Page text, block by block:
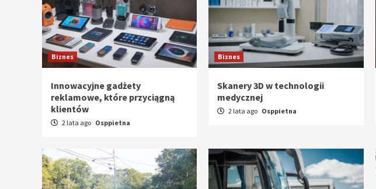
Biznes
Innowacyjne gadżety
reklamowe, które przyciągną
klientów
2 lata ago Osppietna
Biznes
Skanery 3D w technologii
medycznej
2 lata ago Osppietna